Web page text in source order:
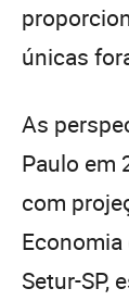
únicas
As
Paulo em
com
Setur-SP,